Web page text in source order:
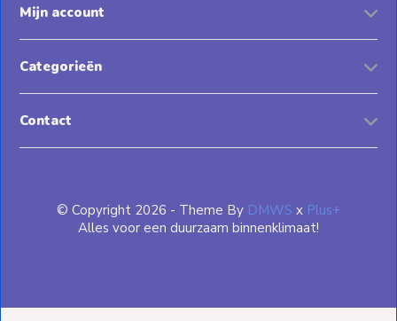
Mijn account
Categorieën
Contact
© Copyright 2026 - Theme By DMWS x Plus+
Alles voor een duurzaam binnenklimaat!